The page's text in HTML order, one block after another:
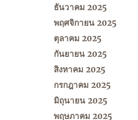
ธันวาคม 2025
พฤศจิกายน 2025
ตุลาคม 2025
กันยายน 2025
สิงหาคม 2025
กรกฎาคม 2025
มิถุนายน 2025
พฤษภาคม 2025